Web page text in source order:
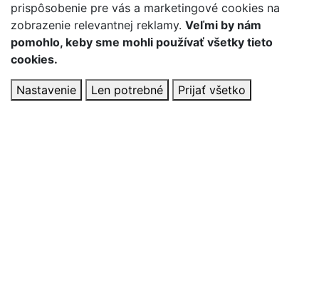
prispôsobenie pre vás a marketingové cookies na
zobrazenie relevantnej reklamy. Veľmi by nám
pomohlo, keby sme mohli používať všetky tieto
cookies.
Nastavenie Len potrebné Prijať všetko